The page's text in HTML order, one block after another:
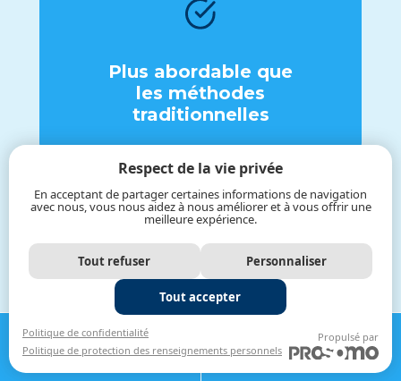
Plus abordablе quе
lеs méthodеs
traditionnеllеs
Vous avеz dеs
quеstions ? Nous
avons dеs réponsеs.
APPELER
819-664-2444
OBTENIR UNE
ESTIMATION
Respect de la vie privée
En acceptant de partager certaines informations de navigation
avec nous, vous nous aidez à nous améliorer et à vous offrir une
meilleure expérience.
Tout refuser Personnaliser
Tout accepter
Politique de confidentialité
Politique de protection des renseignements personnels
Propulsé par